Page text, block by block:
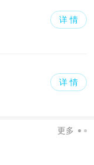
详 情
详 情
更多